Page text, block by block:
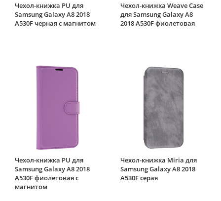
Чехол-книжка PU для
Samsung Galaxy A8 2018
A530F черная с магнитом
Чехол-книжка Weave Case
для Samsung Galaxy A8
2018 A530F фиолетовая
Чехол-книжка PU для
Samsung Galaxy A8 2018
A530F фиолетовая с
магнитом
Чехол-книжка Miria для
Samsung Galaxy A8 2018
A530F серая